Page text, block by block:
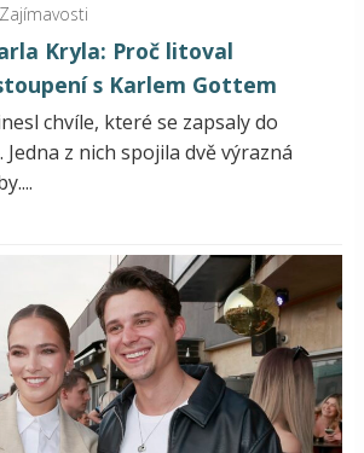
Zajímavosti
Kryla: Proč litoval
s Karlem Gottem
chvíle, které se zapsaly do
Jedna z nich spojila dvě výrazná